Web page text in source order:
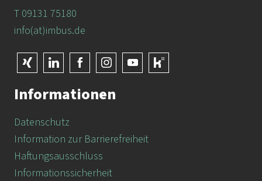
T 09131 75180
info(at)imbus.de
Informationen
Datenschutz
Information zur Barrierefreiheit
Haftungsausschluss
Informationssicherheit